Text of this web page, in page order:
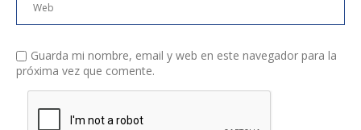
Guarda mi nombre, email y web en este navegador para la
próxima vez que comente.